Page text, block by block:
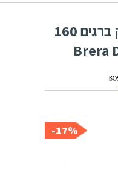
ידיות 15217 מרחק ברגים 160
17%-